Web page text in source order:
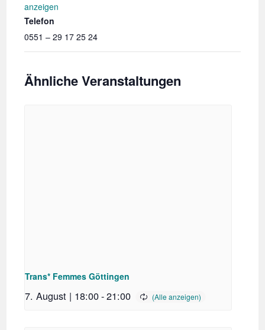
anzeigen
Telefon
0551 – 29 17 25 24
Ähnliche Veranstaltungen
Trans* Femmes Göttingen
7. August | 18:00-21:00